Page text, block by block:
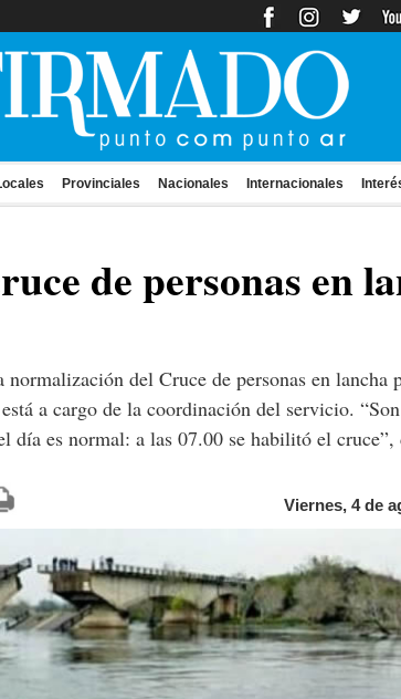
Provinciales Nacionales Internacionales
de personas en
del Cruce de personas en
a cargo de la coordinación del servicio.
día es normal: a las 07.00 se habilitó el cruce”,
Viernes, 4 de